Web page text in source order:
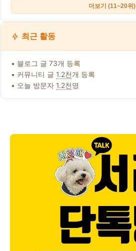
더보기 (11~20위)
최근 활동
• 블로그 글 73개 등록
• 커뮤니티 글 1.2천개 등록
• 오늘 방문자 1.2천명